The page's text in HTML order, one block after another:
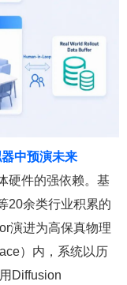
中预演未来
硬件的强依赖。基
20余类行业积累的
演进为高保真物理
）内，系统以历
Diffusion